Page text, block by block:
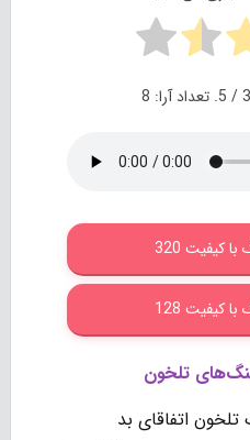
/ 5. تعداد آرا: 8
کیفیت 320
کیفیت 128
تلخون
تلخون اتفاقای بد